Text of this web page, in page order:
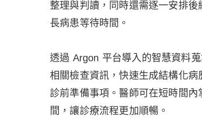
整理與判讀，同時還需逐一安排
長病患等待時間。
透過 Argon 平台導入的智慧資料
相關檢查資訊，快速生成結構化
診前準備事項。醫師可在短時間
間，讓診療流程更加順暢。